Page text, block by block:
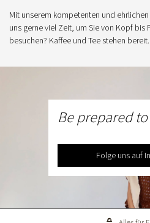
Mit unserem kompetenten und
uns gerne viel Zeit, um Sie von Kopf bis
besuchen? Kaffee und Tee stehen bereit.
Be prepared
Folge uns auf